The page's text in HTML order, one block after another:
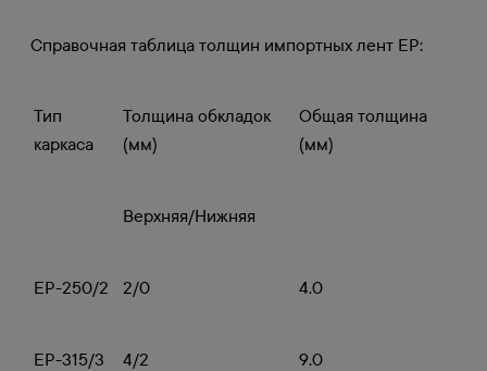
Справочная таблица толщин импортных лент EP:
Тип
каркаса
Толщина обкладок
(мм)
Общая толщина
(мм)
Верхняя/Нижняя
EP-250/2 2/0 4.0
EP-315/3 4/2 9.0